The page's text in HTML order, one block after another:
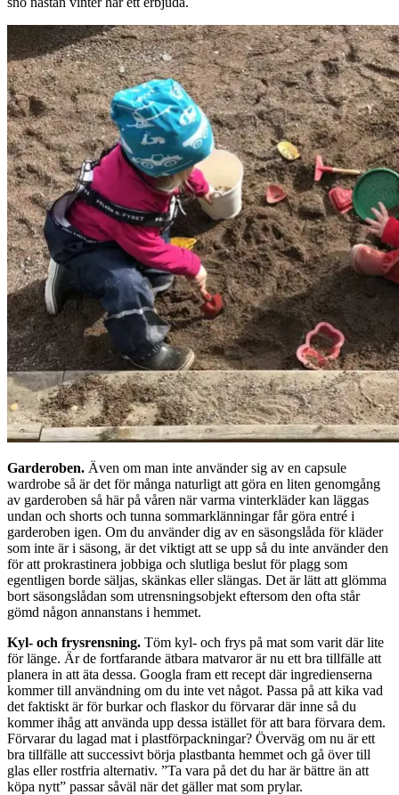
Garderoben. Även om man inte använder sig av en capsule
wardrobe så är det för många naturligt att göra en liten genomgång
av garderoben så här på våren när varma vinterkläder kan läggas
undan och shorts och tunna sommarklänningar får göra entré i
garderoben igen. Om du använder dig av en säsongslåda för kläder
som inte är i säsong, är det viktigt att se upp så du inte använder den
för att prokrastinera jobbiga och slutliga beslut för plagg som
egentligen borde säljas, skänkas eller slängas. Det är lätt att glömma
bort säsongslådan som utrensningsobjekt eftersom den ofta står
gömd någon annanstans i hemmet.
Kyl- och frysrensning. Töm kyl- och frys på mat som varit där lite
för länge. Är de fortfarande ätbara matvaror är nu ett bra tillfälle att
planera in att äta dessa. Googla fram ett recept där ingredienserna
kommer till användning om du inte vet något. Passa på att kika vad
det faktiskt är för burkar och flaskor du förvarar där inne så du
kommer ihåg att använda upp dessa istället för att bara förvara dem.
Förvarar du lagad mat i plastförpackningar? Överväg om nu är ett
bra tillfälle att successivt börja plastbanta hemmet och gå över till
glas eller rostfria alternativ. ”Ta vara på det du har är bättre än att
köpa nytt” passar såväl när det gäller mat som prylar.